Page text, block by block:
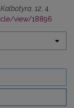
Kalbotyra, 12, 4.
view/18896